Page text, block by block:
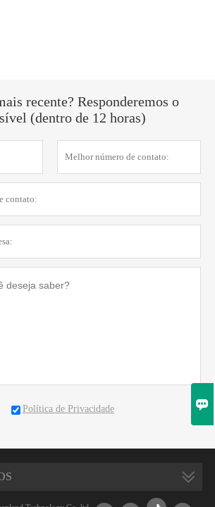
recente? Responderemos o
(dentro de 12 horas)
Política de Privacidade 